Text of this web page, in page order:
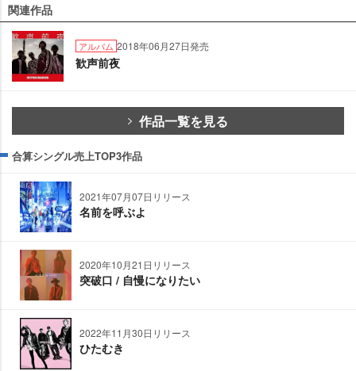
関連作品
アルバム 2018年06月27日発売
歓声前夜
作品一覧を見る
合算シングル売上TOP3作品
2021年07月07日リリース
名前を呼ぶよ
2020年10月21日リリース
突破口 / 自慢になりたい
2022年11月30日リリース
ひたむき